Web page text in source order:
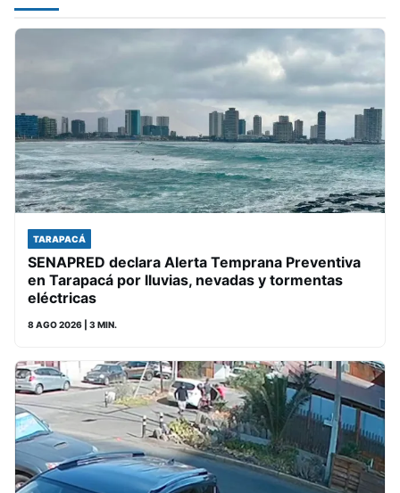
TARAPACÁ
SENAPRED declara Alerta Temprana Preventiva
en Tarapacá por lluvias, nevadas y tormentas
eléctricas
8 AGO 2026 | 3 MIN.